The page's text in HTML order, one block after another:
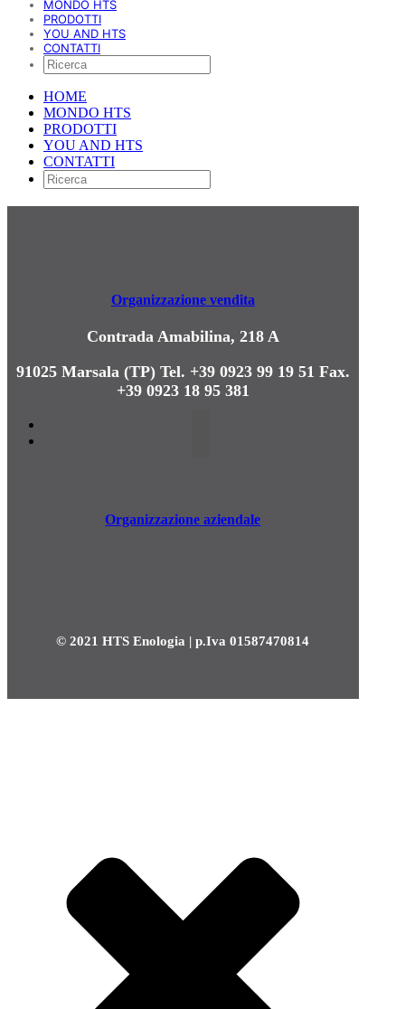
MONDO HTS
PRODOTTI
YOU AND HTS
CONTATTI
HOME
MONDO HTS
PRODOTTI
YOU AND HTS
CONTATTI
Organizzazione vendita
Contrada Amabilina, 218 A
91025 Marsala (TP)Tel. +39 0923 99 19 51 Fax.
+39 0923 18 95 381
Organizzazione aziendale
© 2021 HTS Enologia | p.Iva 01587470814